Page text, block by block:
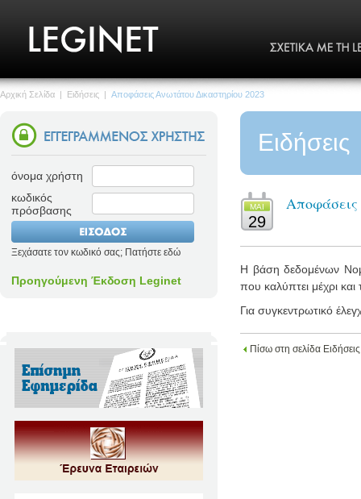
Αρχική Σελίδα | Ειδήσεις | Αποφάσεις Ανωτάτου Δικαστηρίου 2023
όνομα χρήστη
κωδικός
πρόσβασης
Ξεχάσατε τον κωδικό σας; Πατήστε εδώ
Προηγούμενη Έκδοση Leginet
Ειδήσεις
MΑΙ
29
Η βάση δεδομένων
που καλύπτει μέχρι και
Για συγκεντρωτικό
Πίσω στη σελίδα Ειδήσεις